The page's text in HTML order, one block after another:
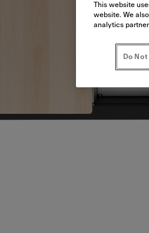
This website
website. We
analytics
Do